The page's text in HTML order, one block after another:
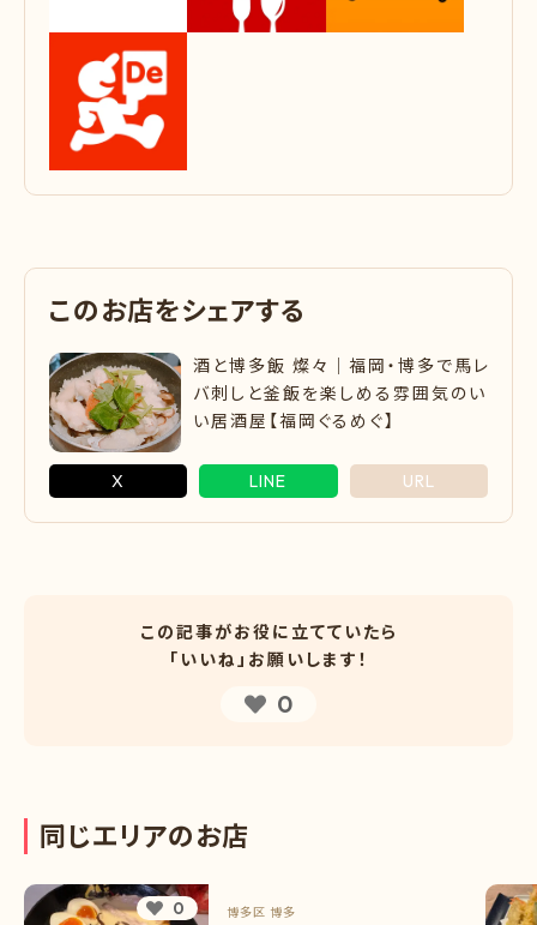
このお店をシェアする
酒と博多飯 燦々｜福岡・博多で馬レ
バ刺しと釜飯を楽しめる雰囲気のい
い居酒屋【福岡ぐるめぐ】
X LINE URL
この記事がお役に立てていたら
「いいね」お願いします！
0
同じエリアのお店
博多区 博多
0